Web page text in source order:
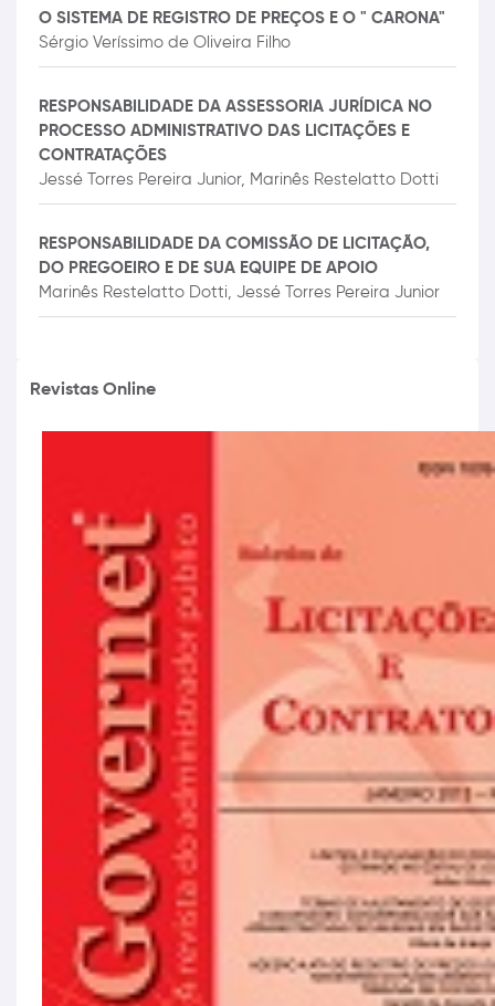
O SISTEMA DE REGISTRO DE PREÇOS E O " CARONA"
Sérgio Veríssimo de Oliveira Filho
RESPONSABILIDADE DA ASSESSORIA JURÍDICA NO
PROCESSO ADMINISTRATIVO DAS LICITAÇÕES E
CONTRATAÇÕES
Jessé Torres Pereira Junior, Marinês Restelatto Dotti
RESPONSABILIDADE DA COMISSÃO DE LICITAÇÃO,
DO PREGOEIRO E DE SUA EQUIPE DE APOIO
Marinês Restelatto Dotti, Jessé Torres Pereira Junior
Revistas Online